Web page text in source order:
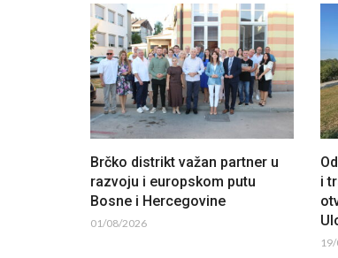
Brčko distrikt važan partner u
razvoju i europskom putu
Bosne i Hercegovine
01/08/2026
i